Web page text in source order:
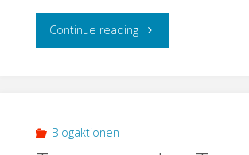
Continue reading"Finale,
Blogaktionen